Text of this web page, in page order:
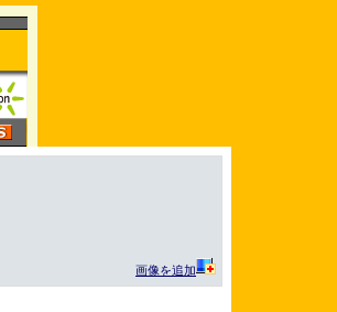
画像を追加